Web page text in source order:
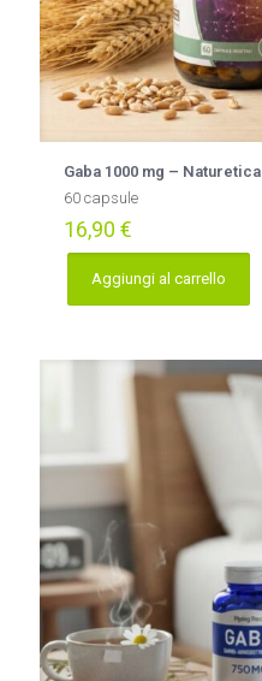
Gaba 1000 mg – Naturetica
60 capsule
16,90 €
Aggiungi al carrello